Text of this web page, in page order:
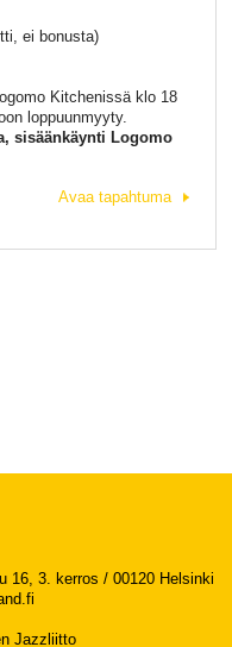
ei bonusta)
Kitchenissä klo 18
loppuunmyyty.
sisäänkäynti Logomo
Avaa tapahtuma
16, 3. kerros / 00120 Helsinki
Jazzliitto